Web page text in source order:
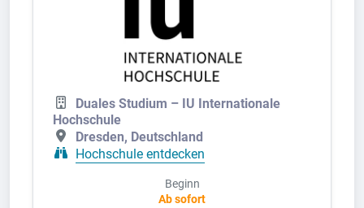
Duales Studium – IU Internationale
Hochschule
Dresden, Deutschland
Hochschule entdecken
Beginn
Ab sofort